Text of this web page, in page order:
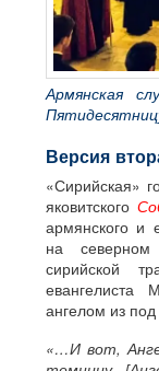
Армянская
Версия
«Сирийская»
яковитского
армянского и
на северном
сирийской
евангелиста
ангелом из
«…И вот,